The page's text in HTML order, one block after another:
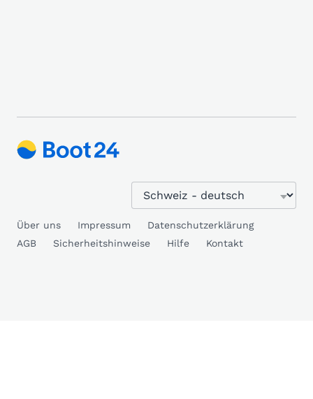
Über uns Impressum
Datenschutzerklärung
AGB
Sicherheitshinweise Hilfe Kontakt